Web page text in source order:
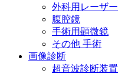
外科用レーザー
腹腔鏡
手術用顕微鏡
その他 手術
画像診断
超音波診断装置